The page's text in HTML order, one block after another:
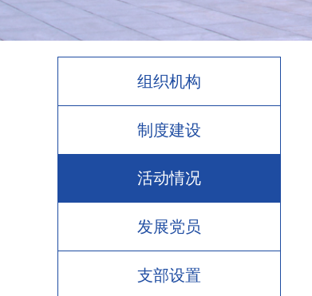
组织机构
制度建设
活动情况
发展党员
支部设置